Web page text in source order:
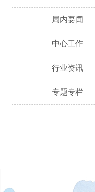
局内要闻
中心工作
行业资讯
专题专栏